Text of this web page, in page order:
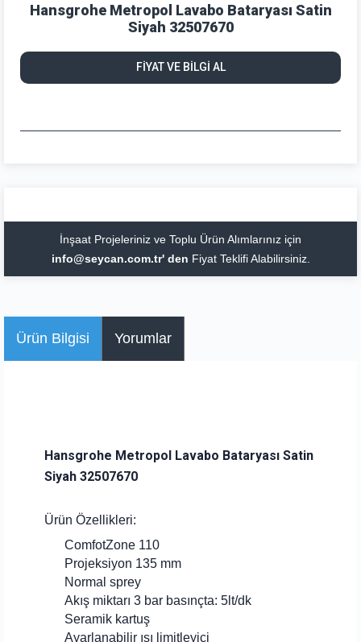
Hansgrohe Metropol Lavabo Bataryası Satin
Siyah 32507670
FİYAT VE BİLGİ AL
İnşaat Projeleriniz ve Toplu Ürün Alımlarınız için
info@seycan.com.tr' den Fiyat Teklifi Alabilirsiniz.
Ürün Bilgisi Yorumlar
Hansgrohe Metropol Lavabo Bataryası Satin
Siyah 32507670
Ürün Özellikleri:
ComfotZone 110
Projeksiyon 135 mm
Normal sprey
Akış miktarı 3 bar basınçta: 5lt/dk
Seramik kartuş
Ayarlanabilir ısı limitleyici